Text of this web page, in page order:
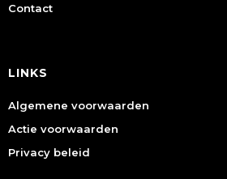
Contact
LINKS
Algemene voorwaarden
Actie voorwaarden
Privacy beleid